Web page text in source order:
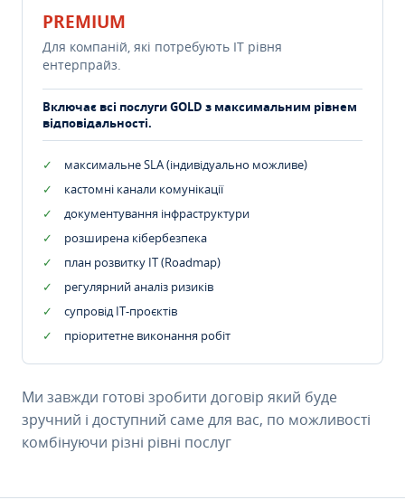
PREMIUM
Для компаній, які потребують ІТ рівня
ентерпрайз.
Включає всі послуги GOLD з максимальним рівнем
відповідальності.
максимальне SLA (індивідуально можливе)
кастомні канали комунікації
документування інфраструктури
розширена кібербезпека
план розвитку IT (Roadmap)
регулярний аналіз ризиків
супровід ІТ-проєктів
пріоритетне виконання робіт
Ми завжди готові зробити договір який буде
зручний і доступний саме для вас, по можливості
комбінуючи різні рівні послуг